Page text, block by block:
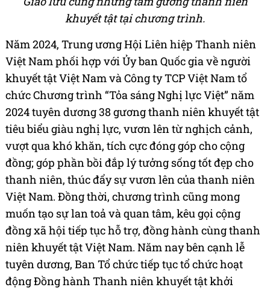
khuyết tật tại chương trình.
Năm 2024, Trung ương Hội Liên hiệp Thanh niên
Việt Nam phối hợp với Ủy ban Quốc gia về người
khuyết tật Việt Nam và Công ty TCP Việt Nam tổ
chức Chương trình “Tỏa sáng Nghị lực Việt” năm
2024 tuyên dương 38 gương thanh niên khuyết tật
tiêu biểu giàu nghị lực, vươn lên từ nghịch cảnh,
vượt qua khó khăn, tích cực đóng góp cho cộng
đồng; góp phần bồi đắp lý tưởng sống tốt đẹp cho
thanh niên, thúc đẩy sự vươn lên của thanh niên
Việt Nam. Đồng thời, chương trình cũng mong
muốn tạo sự lan toả và quan tâm, kêu gọi cộng
đồng xã hội tiếp tục hỗ trợ, đồng hành cùng thanh
niên khuyết tật Việt Nam. Năm nay bên cạnh lễ
tuyên dương, Ban Tổ chức tiếp tục tổ chức hoạt
động Đồng hành Thanh niên khuyết tật khởi